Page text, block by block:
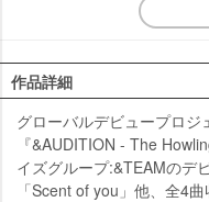
作品詳細
グローバルデビュープロジ
『&AUDITION - The
イズグループ:&TEAMのデ
「Scent of you」他、全4